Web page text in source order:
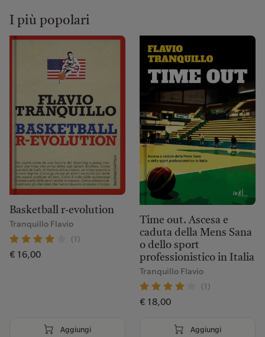
I più popolari
Basketball r-evolution
Tranquillo Flavio
(1)
€ 16,00
Aggiungi
Time out. Ascesa e
caduta della Mens Sana
o dello sport
professionistico in Italia
Tranquillo Flavio
(1)
€ 18,00
Aggiungi